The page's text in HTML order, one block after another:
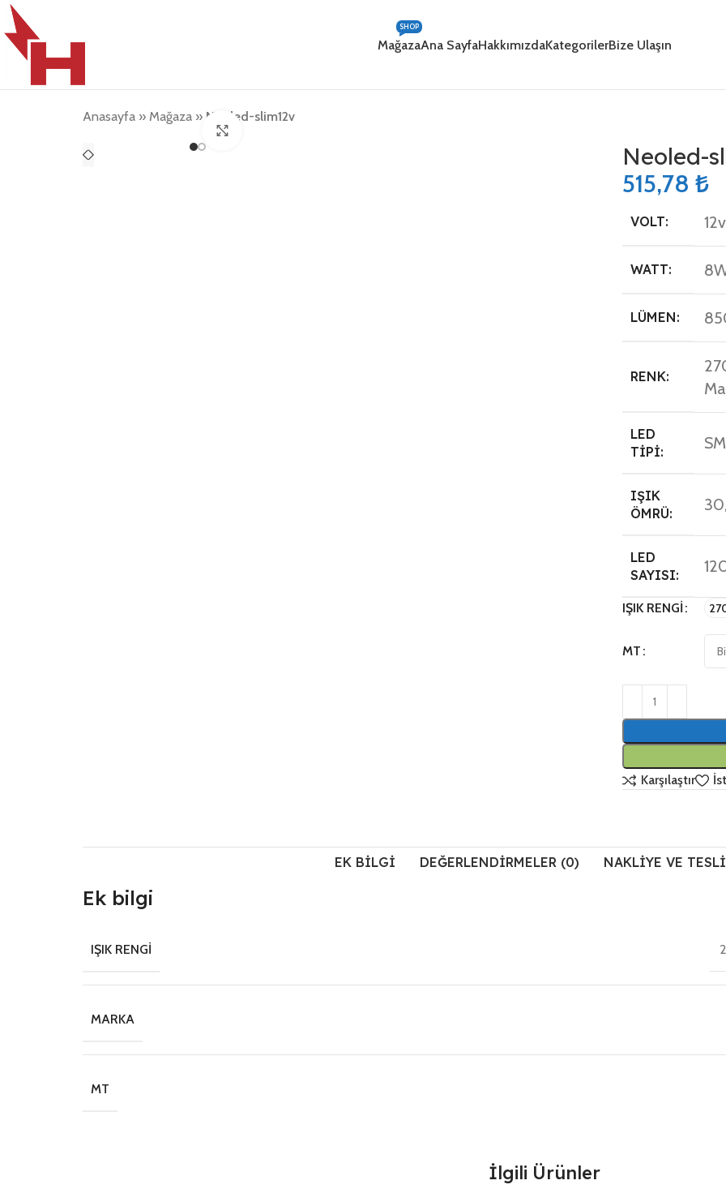
Mağaza
SHOP
Ana SayfaHakkımızdaKategorilerBize Ulaşın
Anasayfa » Mağaza » Neoled-slim12v
Neoled-
515,78 ₺
VOLT:
WATT:
LÜMEN:
RENK:
LED
TIPI:
IŞIK
ÖMRÜ:
LED
SAYISI:
IŞIK RENGI
MT
Karşılaştır
EK BILGI DEĞERLENDIRMELER (0) NAKLIYE VE
Ek bilgi
IŞIK RENGI
MARKA
MT
İlgili Ürünler